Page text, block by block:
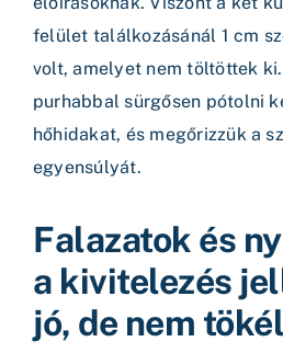
felület találkozásánál 1 cm
volt, amelyet nem töltöttek
purhabbal sürgősen pótolni
hőhidakat, és megőrizzük a
egyensúlyát.
Falazatok és
a kivitelezés
jó, de nem